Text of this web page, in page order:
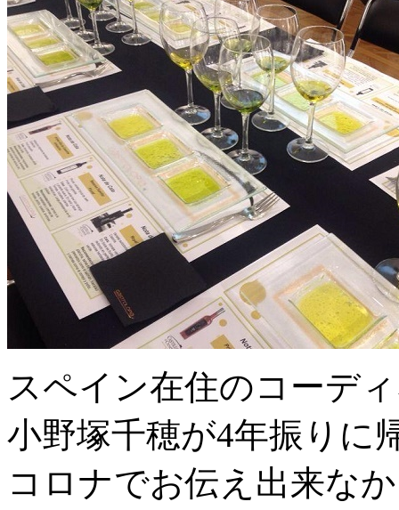
スペイン在住のコーデ
小野塚千穂が4年振りに
コロナでお伝え出来な